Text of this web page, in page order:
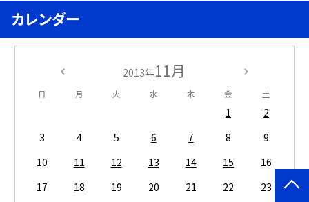
カレンダー
2013年11月
日 月 火 水 木 金 土
1
2
3
4 5 6 7 8
9
10
11 12 13 14 15
16
17
18 19 20 21 22 23